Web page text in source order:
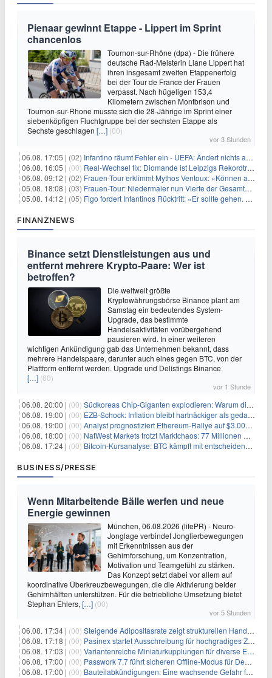
Pienaar gewinnt Etappe - Lippert im Sprint
chancenlos
Tournon-sur-Rhône (dpa) - Die frühere
deutsche Rad-Meisterin Liane Lippert hat
ihren insgesamt zweiten Etappenerfolg
bei der Tour de France der Frauen
verpasst. Nach hügeligen 153,4
Kilometern zwischen Montbrison und
Tournon-sur-Rhone musste sich die 28-Jährige im Sprint einer
siebenköpfigen Fluchtgruppe bei der sechsten Etappe als
Sechste geschlagen […] (00)
vor 3 Stunden
06.08. 17:05 | (02) Infantino räumt Fehler ein - UEFA: Ändert nichts an Boykott
06.08. 16:05 | (00) Real-Wechsel fix: Diomande ist Leipzigs Rekordtransfer
06.08. 09:12 | (02) Frauen-Tour erklimmt Mythos Ventoux: «Können alles schaffen»
05.08. 18:08 | (03) Frauen-Tour: Niedermaier nun Vierte der Gesamtwertung
05.08. 14:12 | (05) Figo fordert Infantinos Rücktritt: «Er sollte gehen. Jetzt»
FINANZNEWS
Binance setzt Dienstleistungen aus und
entfernt mehrere Krypto-Paare: Wer ist
betroffen?
Die weltweit größte
Kryptowährungsbörse Binance plant am
Samstag ein bedeutendes System-
Upgrade, das bestimmte
Handelsaktivitäten vorübergehend
pausieren wird. In einer weiteren
wichtigen Ankündigung gab das Unternehmen bekannt, dass
mehrere Handelspaare, darunter auch eines gegen BTC, von der
Plattform entfernt werden. Upgrade und Delistings Binance
[…] (00)
vor 1 Stunde
06.08. 20:00 | (00) Südkoreas Chip-Giganten explodieren: Warum dieser Rekord-Tag die KI-Branche erschüttert
06.08. 19:00 | (00) EZB-Schock: Inflation bleibt hartnäckiger als gedacht – 2027 wird zum kritischen Test
06.08. 19:00 | (00) Analyst prognostiziert Ethereum-Rallye auf $3.000 nach entscheidendem On-Chain-Ausbruch
06.08. 18:00 | (00) NatWest Markets trotzt Marktchaos: 77 Millionen Pfund Gewinn im ersten Halbjahr
06.08. 17:24 | (00) Bitcoin-Kursanalyse: BTC kämpft mit entscheidender $65K-Hürde, während sich ein Liquidationscluster aufbaut
BUSINESS/PRESSE
Wenn Mitarbeitende Bälle werfen und neue
Energie gewinnen
München, 06.08.2026 (lifePR) - Neuro-
Jonglage verbindet Jonglierbewegungen
mit Erkenntnissen aus der
Gehirnforschung, um Konzentration,
Motivation und Teamgefühl zu stärken.
Das Konzept setzt dabei vor allem auf
koordinative Überkreuzbewegungen, die die Aktivierung beider
Gehirnhälften unterstützen. Für die betriebliche Umsetzung bietet
Stephan Ehlers, […] (00)
vor 5 Stunden
06.08. 17:34 | (00) Steigende Adipositasrate zeigt strukturellen Handlungsbedarf bei der Ernährung schulpflichtiger Kinder
06.08. 17:18 | (00) Pasinex startet Ausschreibung für hochgradiges Zinksulfidkonzentrat mit Germanium- und Silbergehalten und stellt ein Betriebsupdate bereit
06.08. 17:03 | (00) Variantenreiche Miniaturkupplungen für diverse Einsatzbereiche
06.08. 17:00 | (00) Passwork 7.7 führt sicheren Offline-Modus für Desktop- und Mobile-Apps ein
06.08. 17:00 | (00) Bauteilabkündigungen: Eine wachsende Gefahr für industrielle Elektroniksysteme